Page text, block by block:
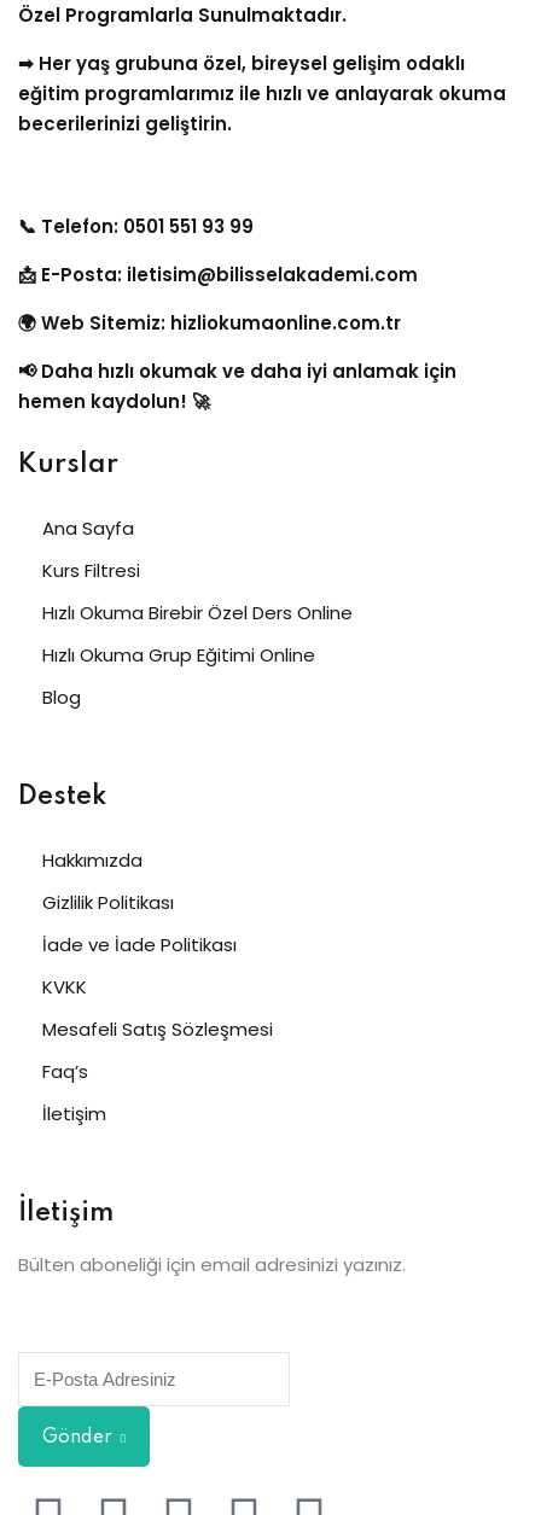
Özel Programlarla Sunulmaktadır.
➡ Her yaş grubuna özel, bireysel gelişim odaklı
eğitim programlarımız ile hızlı ve anlayarak okuma
becerilerinizi geliştirin.
📞 Telefon: 0501 551 93 99
📩 E-Posta: iletisim@bilisselakademi.com
🌍 Web Sitemiz: hizliokumaonline.com.tr
📢 Daha hızlı okumak ve daha iyi anlamak için
hemen kaydolun! 🚀
Kurslar
Ana Sayfa
Kurs Filtresi
Hızlı Okuma Birebir Özel Ders Online
Hızlı Okuma Grup Eğitimi Online
Blog
Destek
Hakkımızda
Gizlilik Politikası
İade ve İade Politikası
KVKK
Mesafeli Satış Sözleşmesi
Faq’s
İletişim
İletişim
Bülten aboneliği için email adresinizi yazınız.
Gönder